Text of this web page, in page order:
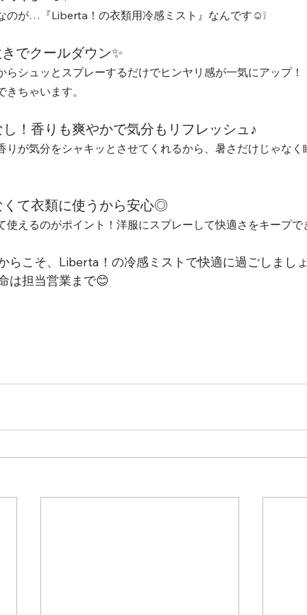
のが…『Liberta！の衣類用冷感ミスト』なんです☺❕
でクールダウン✨
らシュッとスプレーするだけでヒンヤリ感が一気にアップ！
ちゃいます。
！香りも爽やかで気分もリフレッシュ♪
りが気分をシャキッとさせてくれるから、暑さだけじゃな
くて衣類に使うから安心◎
使えるのがポイント！洋服にスプレーして快適さをキープで
らこそ、Liberta！の冷感ミストで快適に過ごしまし
は担当営業まで😊